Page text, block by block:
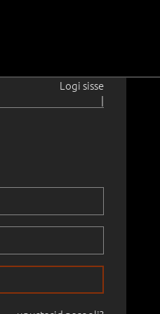
Logi sisse
|
"Pea ja Saba".
William Petersen
4. - 29. juunini.